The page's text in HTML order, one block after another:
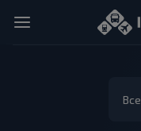
Все